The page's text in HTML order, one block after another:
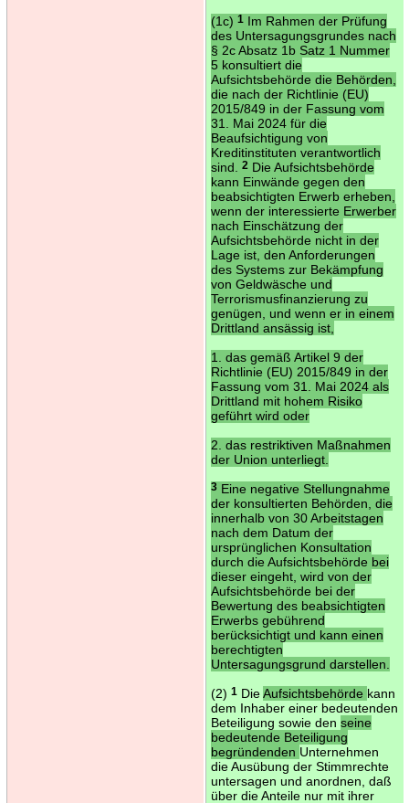
(1c) 1Im Rahmen der Prüfung
des Untersagungsgrundes nach
§ 2c Absatz 1b Satz 1 Nummer
5 konsultiert die
Aufsichtsbehörde die Behörden,
die nach der Richtlinie (EU)
2015/849 in der Fassung vom
31. Mai 2024 für die
Beaufsichtigung von
Kreditinstituten verantwortlich
sind.
2Die Aufsichtsbehörde
kann Einwände gegen den
beabsichtigten Erwerb erheben,
wenn der interessierte Erwerber
nach Einschätzung der
Aufsichtsbehörde nicht in der
Lage ist, den Anforderungen
des Systems zur Bekämpfung
von Geldwäsche und
Terrorismusfinanzierung zu
genügen, und wenn er in einem
Drittland ansässig ist,
1. das gemäß Artikel 9 der
Richtlinie (EU) 2015/849 in der
Fassung vom 31. Mai 2024 als
Drittland mit hohem Risiko
geführt wird oder
2. das restriktiven Maßnahmen
der Union unterliegt.
3Eine negative Stellungnahme
der konsultierten Behörden, die
innerhalb von 30 Arbeitstagen
nach dem Datum der
ursprünglichen Konsultation
durch die Aufsichtsbehörde bei
dieser eingeht, wird von der
Aufsichtsbehörde bei der
Bewertung des beabsichtigten
Erwerbs gebührend
berücksichtigt und kann einen
berechtigten
Untersagungsgrund darstellen.
(2) 1DieAufsichtsbehörde kann
dem Inhaber einer bedeutenden
Beteiligung sowie den seine
bedeutende Beteiligung
begründenden Unternehmen
die Ausübung der Stimmrechte
untersagen und anordnen, daß
über die Anteile nur mit ihrer